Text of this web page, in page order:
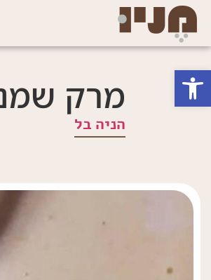
פתח סרגל נגישות מרק
הניה בל